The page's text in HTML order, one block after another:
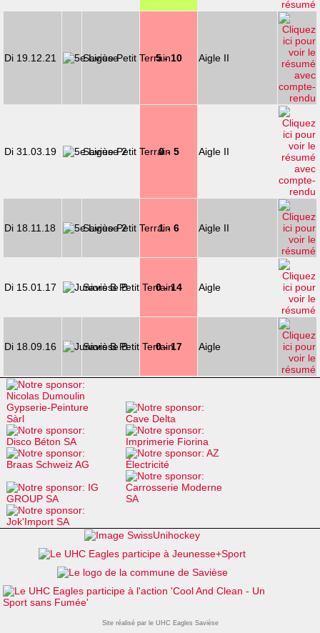
Di 19.12.21 Savièse 5 - 10 Aigle II
Di 31.03.19 Savièse 2 0 - 5 Aigle II
Di 18.11.18 Savièse 2 1 - 6 Aigle II
Di 15.01.17 Savièse B 0 - 14 Aigle
Di 18.09.16 Savièse B 0 - 17 Aigle
Site réalisé par le UHC Eagles Savièse